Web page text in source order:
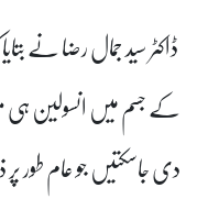
ڈاکٹر سید جمال رضا نے
کے جسم میں انسولین ہی
دی جاسکتیں جو عام طور